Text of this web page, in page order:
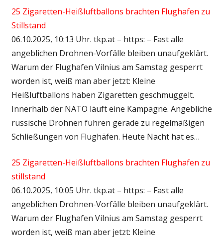
25 Zigaretten-Heißluftballons brachten Flughafen zu
Stillstand
06.10.2025, 10:13 Uhr. tkp.at – https: – Fast alle
angeblichen Drohnen-Vorfälle bleiben unaufgeklärt.
Warum der Flughafen Vilnius am Samstag gesperrt
worden ist, weiß man aber jetzt: Kleine
Heißluftballons haben Zigaretten geschmuggelt.
Innerhalb der NATO läuft eine Kampagne. Angebliche
russische Drohnen führen gerade zu regelmäßigen
Schließungen von Flughäfen. Heute Nacht hat es…
25 Zigaretten-Heißluftballons brachten Flughafen zu
stillstand
06.10.2025, 10:05 Uhr. tkp.at – https: – Fast alle
angeblichen Drohnen-Vorfälle bleiben unaufgeklärt.
Warum der Flughafen Vilnius am Samstag gesperrt
worden ist, weiß man aber jetzt: Kleine